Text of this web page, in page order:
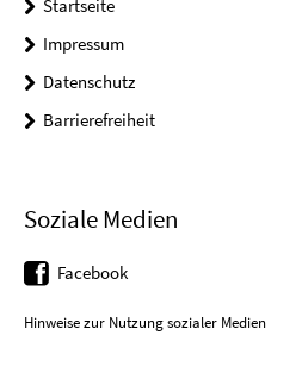
Startseite
Impressum
Datenschutz
Barrierefreiheit
Soziale Medien
Facebook
Hinweise zur Nutzung sozialer Medien